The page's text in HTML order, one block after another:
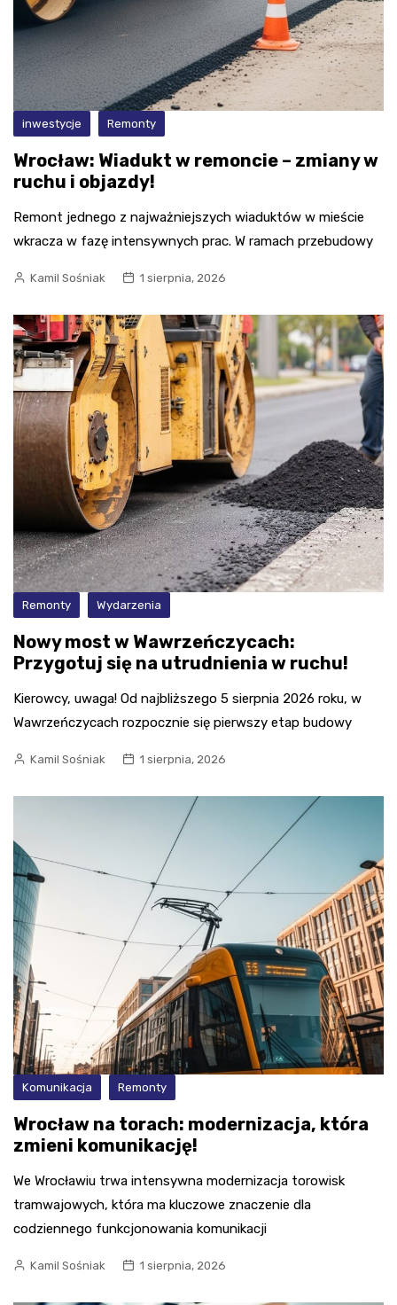
inwestycje Remonty
Wrocław: Wiadukt w remoncie – zmiany w
ruchu i objazdy!
Remont jednego z najważniejszych wiaduktów w mieście
wkracza w fazę intensywnych prac. W ramach przebudowy
Kamil Sośniak 1 sierpnia, 2026
Remonty Wydarzenia
Nowy most w Wawrzeńczycach:
Przygotuj się na utrudnienia w ruchu!
Kierowcy, uwaga! Od najbliższego 5 sierpnia 2026 roku, w
Wawrzeńczycach rozpocznie się pierwszy etap budowy
Kamil Sośniak 1 sierpnia, 2026
Komunikacja Remonty
Wrocław na torach: modernizacja, która
zmieni komunikację!
We Wrocławiu trwa intensywna modernizacja torowisk
tramwajowych, która ma kluczowe znaczenie dla
codziennego funkcjonowania komunikacji
Kamil Sośniak 1 sierpnia, 2026